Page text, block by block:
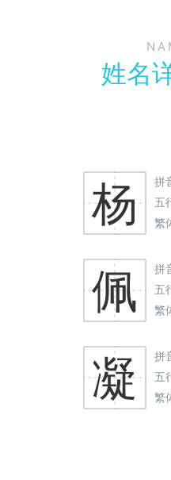
姓名
杨 拼
五
繁
佩 拼
五
繁
凝 拼
五
繁